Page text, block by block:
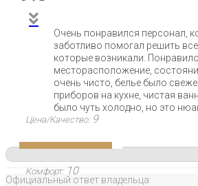
Цена/Качество: 9
Комфорт: 10
Очень понравился персонал,
заботливо помогал решить
которые возникали.
месторасположение,
очень чисто, белье было
приборов на кухне, чистая
было чуть холодно, но это
Официальный ответ владельца: